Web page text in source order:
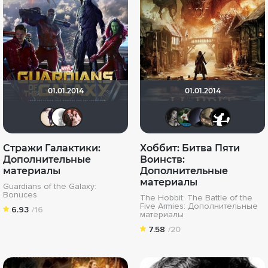
01.01.2014
~ Aleksandr ~
id176296158
Стражи Галактики:
Дополнительные
материалы
Guardians of the Galaxy:
Bonuces
6.93 /16
01.01.2014
Вадим
Хоббит: Битва Пяти
Воинств:
Дополнительные
материалы
The Hobbit: The Battle of the
Five Armies: Дополнительные
материалы
7.58 /20